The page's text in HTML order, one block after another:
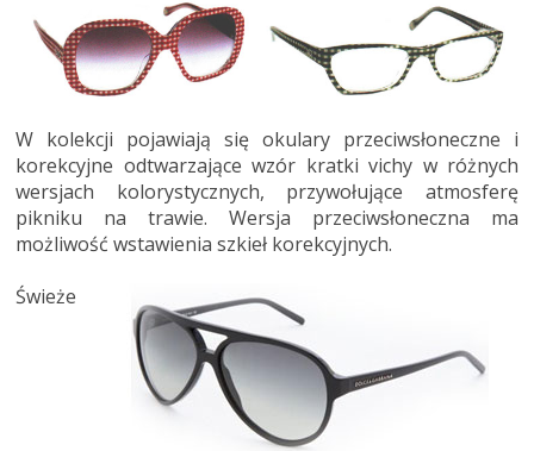
W kolekcji pojawiają się okulary przeciwsłoneczne i
korekcyjne odtwarzające wzór kratki vichy w różnych
wersjach kolorystycznych, przywołujące atmosferę
pikniku na trawie. Wersja przeciwsłoneczna ma
możliwość wstawienia szkieł korekcyjnych.
Świeże